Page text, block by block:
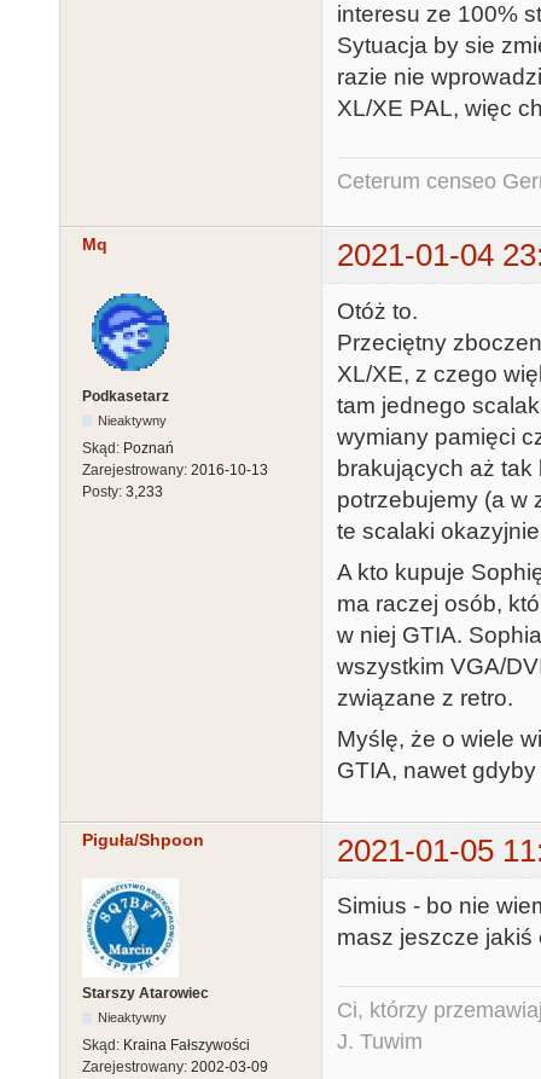
interesu ze 100%
Sytuacja by sie
razie nie
XL/XE PAL, więc
Ceterum censeo
Mq 2021-01-04
Podkasetarz
Nieaktywny
Skąd: Poznań
Zarejestrowany: 2016-10-13
Posty: 3,233
Otóż to.
Przeciętny
XL/XE, z czego
tam jednego
wymiany pamięci
brakujących aż tak
potrzebujemy (a w
te scalaki
A kto kupuje
ma raczej osób,
w niej GTIA.
wszystkim VGA/
związane z retro.
Myślę, że o wiele
GTIA, nawet gdyby
Piguła/Shpoon 2021-01-05
Starszy Atarowiec
Nieaktywny
Skąd: Kraina Fałszywości
Zarejestrowany: 2002-03-09
Simius - bo nie
masz jeszcze
Ci, którzy
J. Tuwim